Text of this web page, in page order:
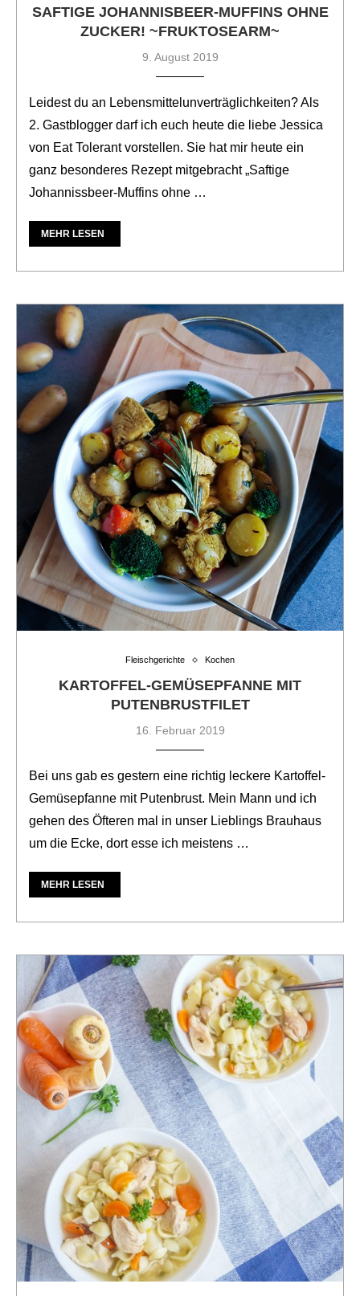
SAFTIGE JOHANNISBEER-MUFFINS OHNE
ZUCKER! ~FRUKTOSEARM~
9. August 2019
Leidest du an Lebensmittelunverträglichkeiten? Als
2. Gastblogger darf ich euch heute die liebe Jessica
von Eat Tolerant vorstellen. Sie hat mir heute ein
ganz besonderes Rezept mitgebracht „Saftige
Johannissbeer-Muffins ohne …
MEHR LESEN
Fleischgerichte Kochen
KARTOFFEL-GEMÜSEPFANNE MIT
PUTENBRUSTFILET
16. Februar 2019
Bei uns gab es gestern eine richtig leckere Kartoffel-
Gemüsepfanne mit Putenbrust. Mein Mann und ich
gehen des Öfteren mal in unser Lieblings Brauhaus
um die Ecke, dort esse ich meistens …
MEHR LESEN